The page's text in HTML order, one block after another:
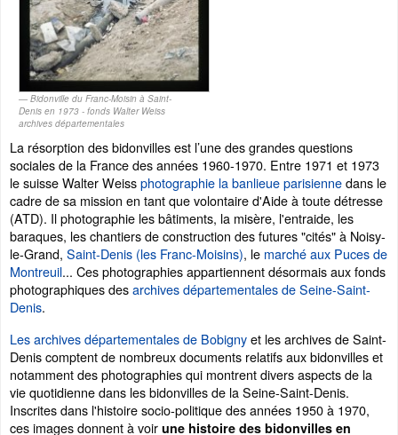
Bidonville du Franc-Moisin à Saint-
Denis en 1973 - fonds Walter Weiss
archives départementales
La résorption des bidonvilles est l’une des grandes questions
sociales de la France des années 1960-1970. Entre 1971 et 1973
le suisse Walter Weissphotographie la banlieue parisiennedans le
cadre de sa mission en tant que volontaire d'Aide à toute détresse
(ATD). Il photographie les bâtiments, la misère, l'entraide, les
baraques, les chantiers de construction des futures "cités" à Noisy-
le-Grand, Saint-Denis (les Franc-Moisins), le marché aux Puces de
Montreuil... Ces photographies appartiennent désormais aux fonds
photographiques desarchives départementales de Seine-Saint-
Denis.
Les archives départementales de Bobignyet les archives de Saint-
Denis comptent de nombreux documents relatifs aux bidonvilles et
notamment des photographies qui montrent divers aspects de la
vie quotidienne dans les bidonvilles de la Seine-Saint-Denis.
Inscrites dans l'histoire socio-politique des années 1950 à 1970,
ces images donnent à voir une histoire des bidonvilles en